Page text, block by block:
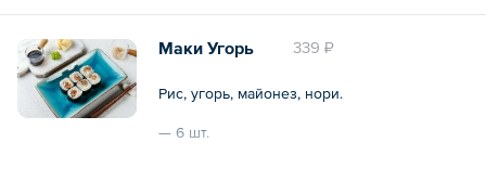
Общий вес – 150 г
339 ₽
Маки Угорь
Рис, угорь, майонез, нори.
— 6 шт.